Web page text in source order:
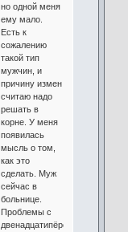
но одной меня
ему мало.
Есть к
сожалению
такой тип
мужчин, и
причину измен
считаю надо
решать в
корне. У меня
появилась
мысль о том,
как это
сделать. Муж
сейчас в
больнице.
Проблемы с
двенадцатипёрстной